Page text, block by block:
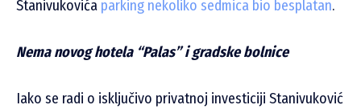
Stanivukovića parking nekoliko sedmica bio besplatan.
Nema novog hotela “Palas” i gradske bolnice
Iako se radi o isključivo privatnoj investiciji Stanivuković